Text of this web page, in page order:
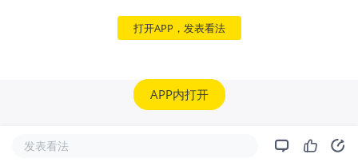
打开APP，发表看法
APP内打开
发表看法